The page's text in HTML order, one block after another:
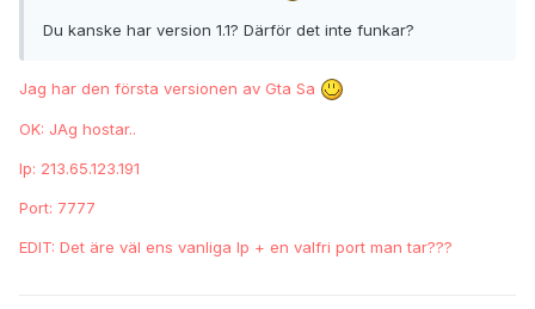
Du kanske har version 1.1? Därför det inte funkar?
Jag har den första versionen av Gta Sa
OK: JAg hostar..
Ip: 213.65.123.191
Port: 7777
EDIT: Det äre väl ens vanliga Ip + en valfri port man tar???